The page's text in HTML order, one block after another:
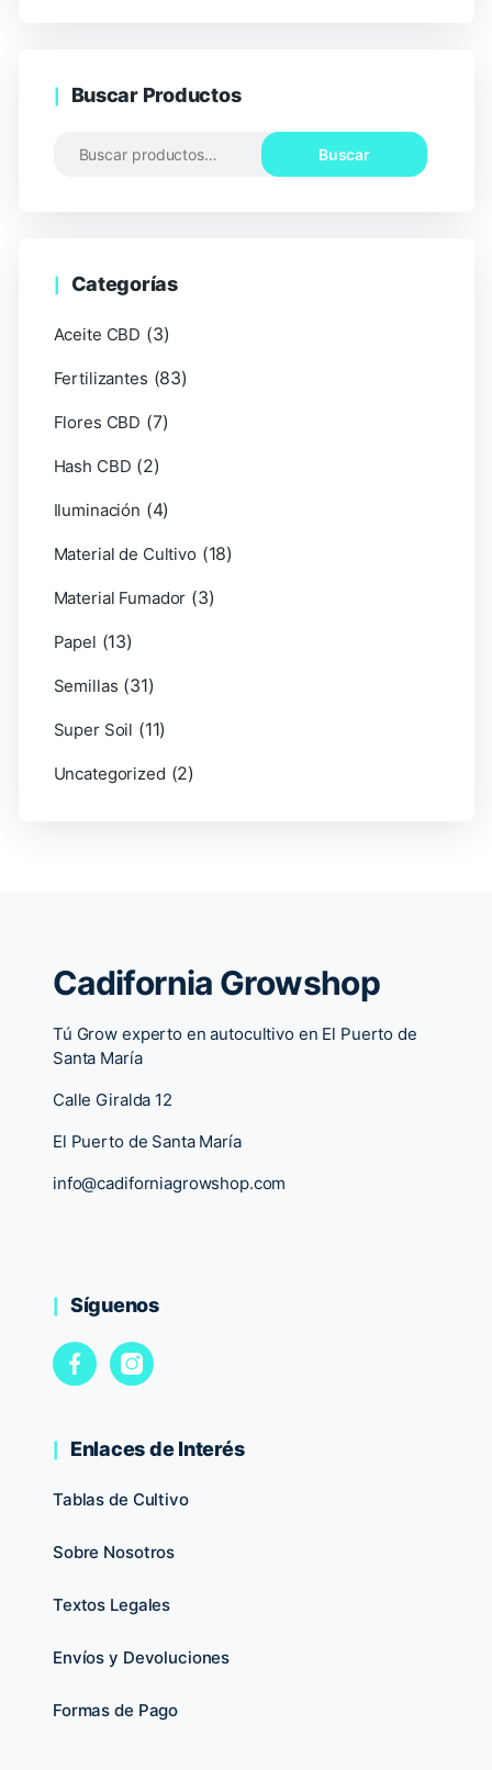
Buscar Productos
Buscar
Categorías
Aceite CBD (3)
Fertilizantes (83)
Flores CBD (7)
Hash CBD (2)
Iluminación (4)
Material de Cultivo (18)
Material Fumador (3)
Papel (13)
Semillas (31)
Super Soil (11)
Uncategorized (2)
Cadifornia Growshop
Tú Grow experto en autocultivo en El Puerto de
Santa María
Calle Giralda 12
El Puerto de Santa María
info@cadiforniagrowshop.com
Síguenos
Enlaces de Interés
Tablas de Cultivo
Sobre Nosotros
Textos Legales
Envíos y Devoluciones
Formas de Pago